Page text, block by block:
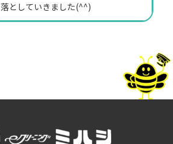
落としていきました(^^)